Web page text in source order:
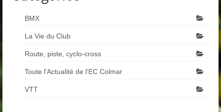
BMX
La Vie du Club
Route, piste, cyclo-cross
Toute l'Actualité de l'EC Colmar
VTT